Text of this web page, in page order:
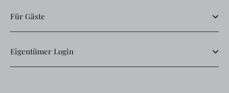
Für Gäste
Eigentümer Login